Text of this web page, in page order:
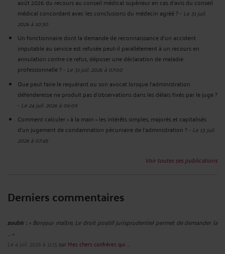
août 2026 du recours au conseil médical supérieur en cas d'avis du conseil
médical concordant avec les conclusions du médecin agréé ?- Le 31 juil.
2026 à 10:30
Un fonctionnaire dont la demande de reconnaissance d’un accident
imputable au service est refusée peut-il parallèlement à un recours en
annulation contre ce refus, déposer une déclaration de maladie
professionnelle ?- Le 31 juil. 2026 à 07:00
Que peut faire le requérant ou son avocat lorsque l'administration
défenderesse ne produit pas d'observations dans les délais fixés par le juge ?
- Le 24 juil. 2026 à 06:09
Comment calculer « à la main » les intérêts simples, majorés et capitalisés
d’un jugement de condamnation pécuniaire de l’administration ?- Le 13 juil.
2026 à 07:45
Voir toutes ses publications
Derniers commentaires
zoubir : « Bonjour maître, Le droit positif jurisprudentiel permet de demander la
... »
Le 4 juil. 2026 à 11:15 sur Mes chers confrères qui ...